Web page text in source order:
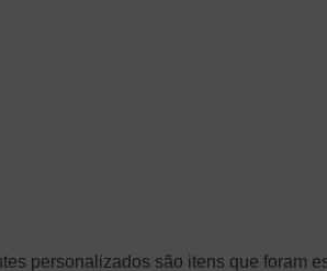
personalizados são itens que foram